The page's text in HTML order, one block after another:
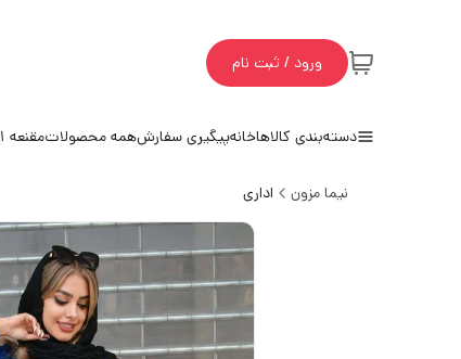
ورود / ثبت نام
دسته‌بندی کالاهاخانهپیگیری سفارشهمه محصولاتمقنعه 1
نیما مزون اداری